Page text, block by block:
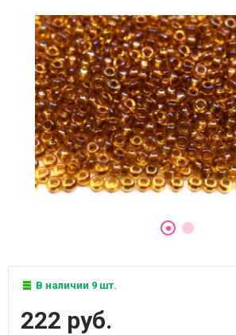
В наличии 9 шт.
222 руб.